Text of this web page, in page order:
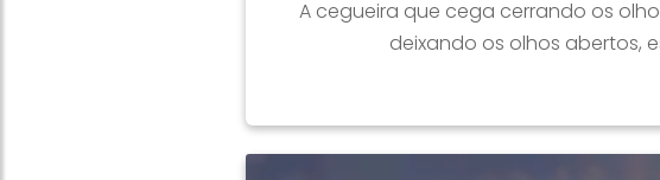
A cegueira que cega cerrando os
deixando os olhos abertos,